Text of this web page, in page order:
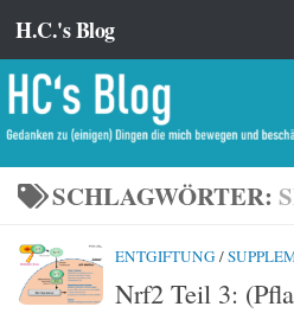
Zum Inhalt springen
H.C.'s Blog
SCHLAGWÖRTER:
ENTGIFTUNG /
Nrf2 Teil 3: